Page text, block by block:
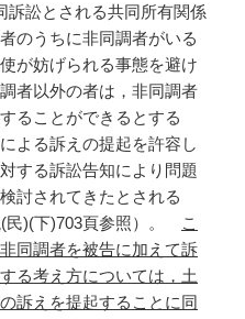
訟とされる共同所有関係
のうちに非同調者がいる
が妨げられる事態を避け
者以外の者は，非同調者
ることができるとする
よる訴えの提起を許容し
する訴訟告知により問題
討されてきたとされる
(民)(下)703頁参照）。
こ
同調者を被告に加えて訴
る考え方については，土
訴えを提起することに同